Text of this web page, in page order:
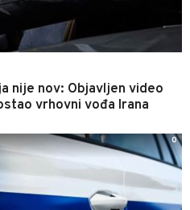
nije nov: Objavljen video
vrhovni vođa Irana
0